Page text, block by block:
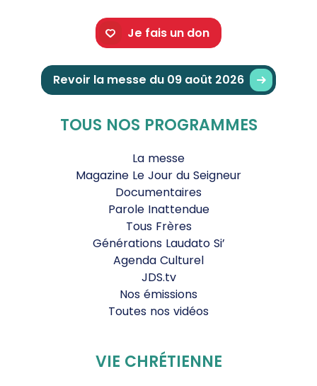
Je fais un don
Revoir la messe du 09 août 2026
TOUS NOS PROGRAMMES
La messe
Magazine Le Jour du Seigneur
Documentaires
Parole Inattendue
Tous Frères
Générations Laudato Si’
Agenda Culturel
JDS.tv
Nos émissions
Toutes nos vidéos
VIE CHRÉTIENNE